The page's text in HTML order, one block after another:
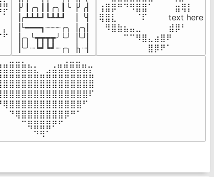
▕╯┃╭╮┃┃╭╮┃╰▕╯╭▏
▕╭┻┻┻┛┗┻┻┛  ▕  ╰▏
▕╰━━━┓┈┈┈╭╮▕╭╮▏
▕╭╮╰┳┳┳┳╯╰╯▕╰╯▏
▕╰╯┈┗┛┗┛┈╭╮▕╮┈▏
⢰⣿⡿⠛⠙⠻⣿⣿⠁⠀⠀ ⠀⣶⢿⡇
⢿⣿⣇⠀⠀⠀⠈⠏⠀⠀⠀ text here
⠀⠻⣿⣷⣦⣤⣀⠀⠀⠀ ⠀⣾⡿⠃⠀
⠀⠀⠀⠀⠉⠉⠻⣿⣄⣴⣿⠟⠀⠀⠀
⠀⠀⠀⠀⠀⠀⠀⠀⣿⡿⠟⠁⠀⠀⠀
⠀⢀⣤⣴⣶⣶⣤⣀⠀